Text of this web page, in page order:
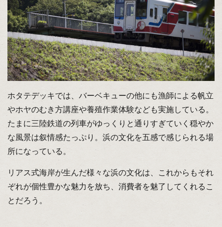
ホタテデッキでは、バーベキューの他にも漁師による帆立
やホヤのむき方講座や養殖作業体験なども実施している。
たまに三陸鉄道の列車がゆっくりと通りすぎていく穏やか
な風景は叙情感たっぷり。浜の文化を五感で感じられる場
所になっている。
リアス式海岸が生んだ様々な浜の文化は、これからもそれ
ぞれが個性豊かな魅力を放ち、消費者を魅了してくれるこ
とだろう。